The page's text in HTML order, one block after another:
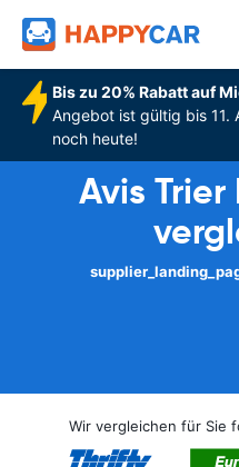
Bis zu 20% Rabatt auf
Angebot ist gültig bis 11.
noch heute!
Avis
Wir vergleichen für Sie